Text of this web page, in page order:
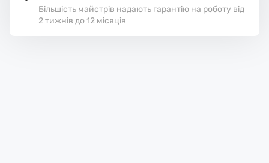
Більшість майстрів надають гарантію на роботу від
2 тижнів до 12 місяців